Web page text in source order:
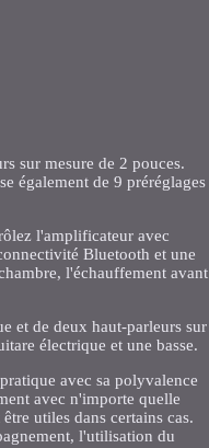
sur mesure de 2 pouces.
également de 9 préréglages
l'amplificateur avec
Bluetooth et une
l'échauffement avant
et de deux haut-parleurs sur
électrique et une basse.
avec sa polyvalence
avec n'importe quelle
utiles dans certains cas.
l'utilisation du